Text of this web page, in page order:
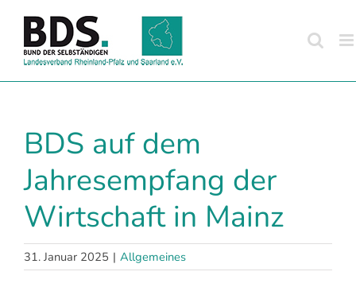
Inhalt
springen
BDS auf dem
Jahresempfang der
Wirtschaft in Mainz
31. Januar 2025 | Allgemeines